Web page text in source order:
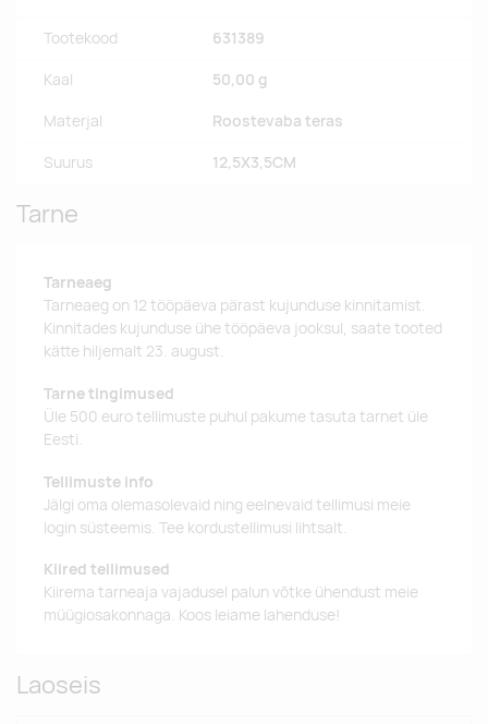
Tootekood 631389
Kaal 50,00 g
Materjal Roostevaba teras
Suurus 12,5X3,5CM
Tarne
Tarneaeg
Tarneaeg on 12 tööpäeva pärast kujunduse kinnitamist.
Kinnitades kujunduse ühe tööpäeva jooksul, saate tooted
kätte hiljemalt 23. august.
Tarne tingimused
Üle 500 euro tellimuste puhul pakume tasuta tarnet üle
Eesti.
Tellimuste info
Jälgi oma olemasolevaid ning eelnevaid tellimusi meie
login süsteemis. Tee kordustellimusi lihtsalt.
Kiired tellimused
Kiirema tarneaja vajadusel palun võtke ühendust meie
müügiosakonnaga. Koos leiame lahenduse!
Laoseis